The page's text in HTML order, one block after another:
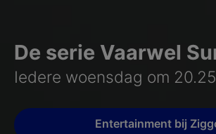
De serie Vaarwel
Iedere woensdag om
Entertainment bij